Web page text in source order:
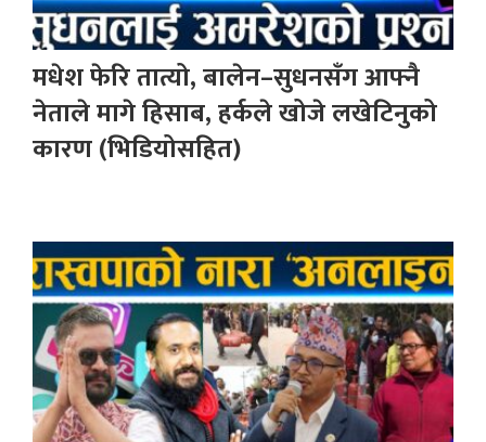
मधेश फेरि तात्यो, बालेन–सुधनसँग आफ्नै
नेताले मागे हिसाब, हर्कले खोजे लखेटिनुको
कारण (भिडियोसहित)